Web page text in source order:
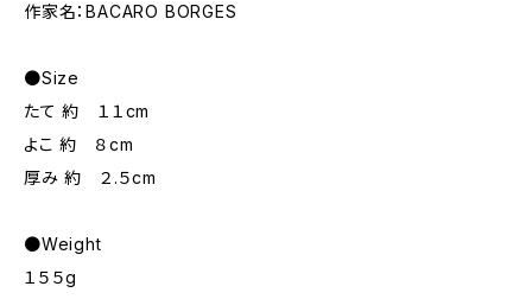
作家名：BACARO BORGES
●Size
たて 約 １１cm
よこ 約 ８cm
厚み 約 ２.５cm
●Weight
１５５g